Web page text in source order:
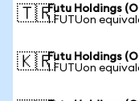
🇹🇷Futu Holdings
1 FUTUon
🇰🇷Futu Holdings
1 FUTUon